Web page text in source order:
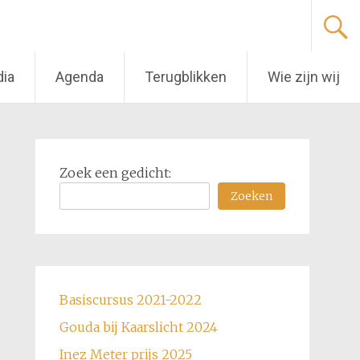
Agenda Terugblikken Wie zijn wij
Zoek een gedicht:
Zoeken
Basiscursus 2021-2022
Gouda bij Kaarslicht 2024
Inez Meter prijs 2025